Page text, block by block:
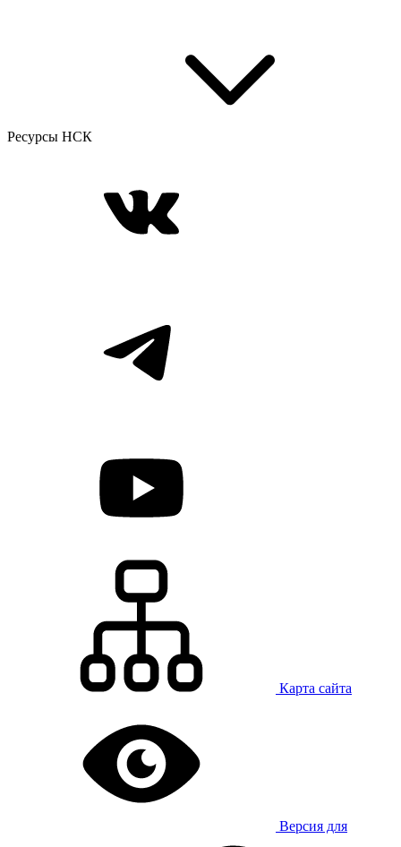
Ресурсы НСК
Карта сайта
Версия для